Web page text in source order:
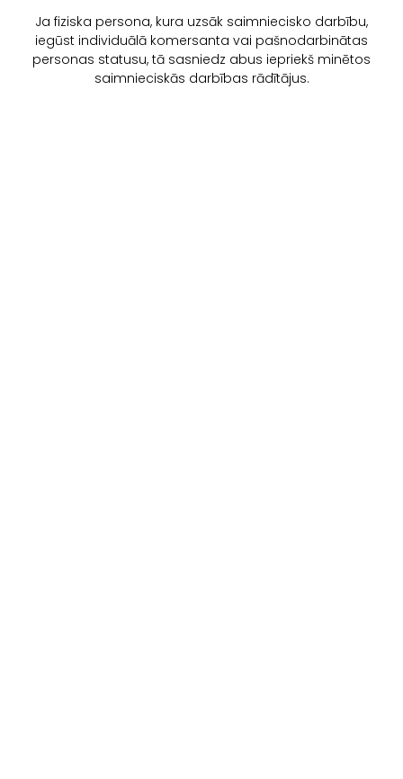
Ja fiziska persona, kura uzsāk saimniecisko darbību,
iegūst individuālā komersanta vai pašnodarbinātas
personas statusu, tā sasniedz abus iepriekš minētos
saimnieciskās darbības rādītājus.